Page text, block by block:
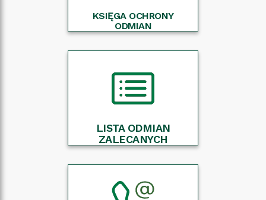
KSIĘGA OCHRONY
ODMIAN
LISTA ODMIAN
ZALECANYCH